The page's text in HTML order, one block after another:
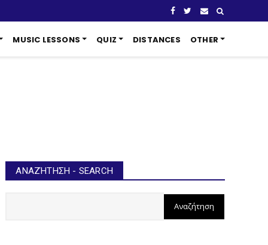
MUSIC LESSONS QUIZ DISTANCES OTHER
ΑΝΑΖΉΤΗΣΗ - SEARCH